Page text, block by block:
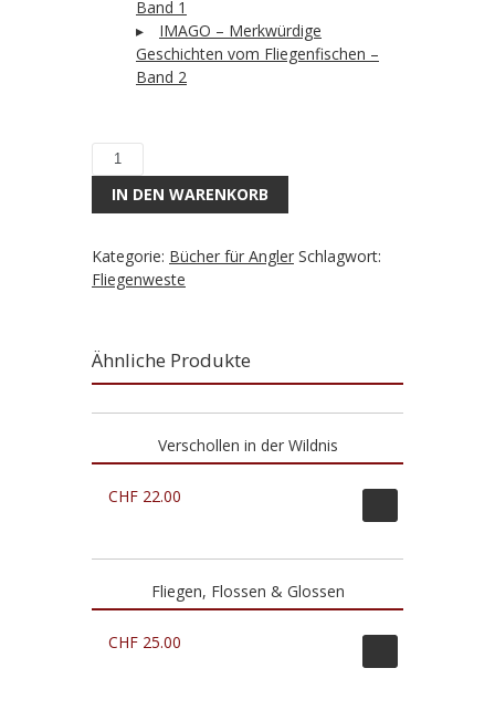
Band 1
▸ IMAGO – Merkwürdige
Geschichten vom Fliegenfischen –
Band 2
Literatur
für
–
7
IN DEN WARENKORB
Kategorie: Bücher für Angler Schlagwort:
Fliegenweste
Ähnliche Produkte
Verschollen in der Wildnis
CHF 22.00
Fliegen, Flossen & Glossen
CHF 25.00